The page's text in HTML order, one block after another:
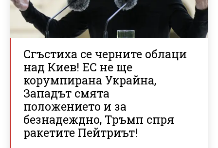
Сгъстиха се черните облаци
над Киев! ЕС не ще
корумпирана Украйна,
Западът смята
положението и за
безнадеждно, Тръмп спря
ракетите Пейтриът!